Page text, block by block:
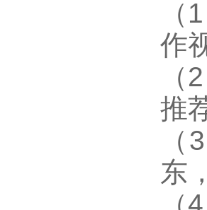
（
作
（
推
（
东
（